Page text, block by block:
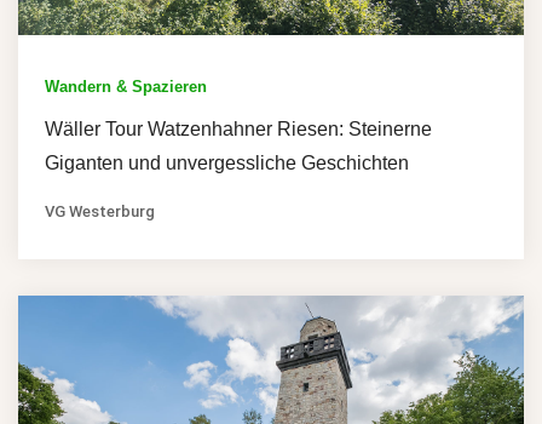
Wandern & Spazieren
Wäller Tour Watzenhahner Riesen: Steinerne
Giganten und unvergessliche Geschichten
VG Westerburg